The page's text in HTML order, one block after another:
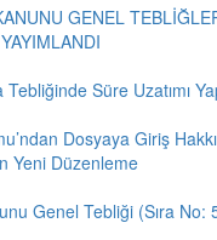
GENEL
Süre Uzatımı
Dosyaya Giriş
Yeni Düzenleme
Genel Tebliği (Sıra No: